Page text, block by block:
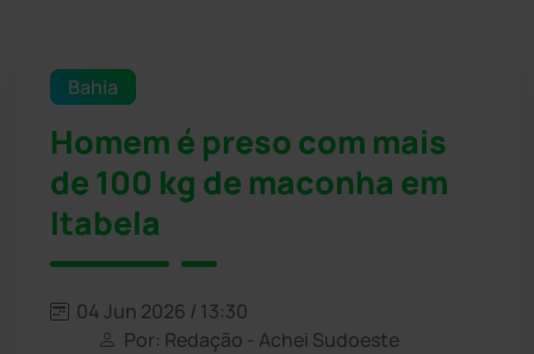
Bahia
Homem é preso com mais
de 100 kg de maconha em
Itabela
04 Jun 2026 / 13:30
Por: Redação - Achei Sudoeste